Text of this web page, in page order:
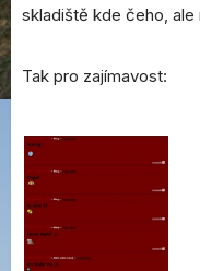
skladiště kde čeho,
Tak pro zajímavost: